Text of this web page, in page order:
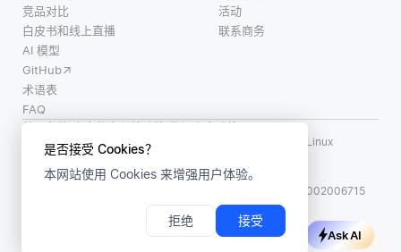
是否接受 Cookies？
本网站使用 Cookies 来增强用户体验。
拒绝 接受
竞品对比
白皮书和线上直播
AI 模型
GitHub
术语表
FAQ
活动
联系商务
使用条款·个人信息保护政策·数据安全政策
LF AI、LF AI & Data、Milvus，以及相关的开源项目名称为 Linux
Foundation 所有商标
版权所有 ©2026 上海赜睿信息科技有限公司保留所有权利
沪公网安备31011002006715
Ask AI